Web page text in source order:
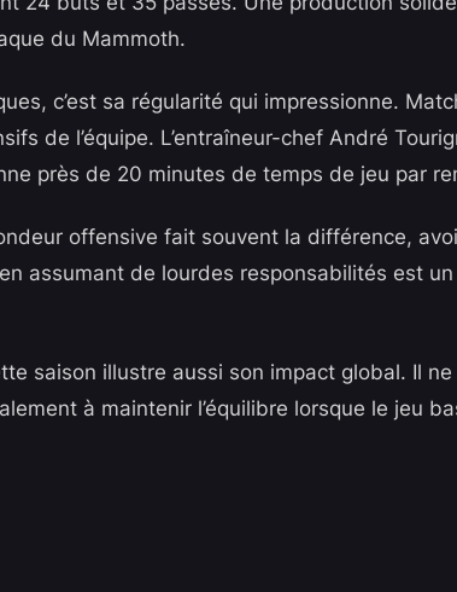
du Mammoth.
c’est sa régularité qui impressionne.
de l’équipe. L’entraîneur-chef André
près de 20 minutes de temps de jeu par
offensive fait souvent la différence,
assumant de lourdes responsabilités est
saison illustre aussi son impact global. Il
à maintenir l’équilibre lorsque le jeu